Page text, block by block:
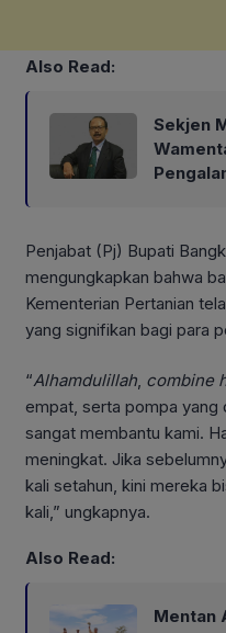
Also Read:
Sekjen
Penjabat (Pj) Bupati
mengungkapkan bahwa
Kementerian Pertanian
yang signifikan bagi para
“Alhamdulillah, combine
empat, serta pompa yang
sangat membantu kami.
meningkat. Jika
kali setahun, kini mereka
kali,” ungkapnya.
Also Read:
Mentan